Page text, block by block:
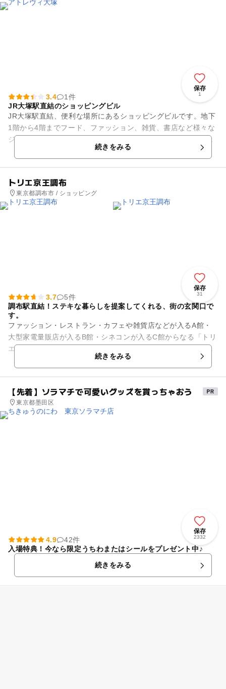
保存
1
3.4
1件
JR大塚駅直結のショッピングビル
JR大塚駅直結、便利な場所にあるショッピングビルです。地下
1階から4階までフード、ファッション、雑貨、書店など様々な
ジャンルのお店が入っています。レストランもあるので、家族
での外食にも最適です。...続きをみる
トリエ京王調布
東京都調布市 / ショッピング
保存
31
3.7
5件
調布駅直結！ステキな暮らしを提案してくれる、街の玄関口で
す。
ファッション・レストラン・カフェや雑貨店などが入るA館・
大型家電量販店が入るB館・シネコンが入るC館からなる「トリ
エ京王調布」。あたたかな雰囲気のレンガ調タイルや緑化され
た壁のデザインが素敵なシ...続きをみる
【先着】ソラマチで可愛いグッズを貰っちゃおう
東京都墨田区
保存
2332
4.9
42件
入場特典！今なら限定うちわまたはシールをプレゼント中♪
続きをみる